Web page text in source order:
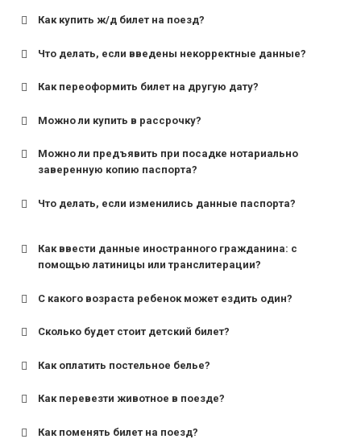
Как купить ж/д билет на поезд?
Что делать, если введены некорректные данные?
Как переоформить билет на другую дату?
Можно ли купить в рассрочку?
Можно ли предъявить при посадке нотариально
заверенную копию паспорта?
Что делать, если изменились данные паспорта?
Как ввести данные иностранного гражданина: с
помощью латиницы или транслитерации?
С какого возраста ребенок может ездить один?
для поездов дальнего следования — от 10 лет и
для пригородных поездов — от 7 лет.
Сколько будет стоит детский билет?
Как оплатить постельное белье?
Как перевезти животное в поезде?
Как поменять билет на поезд?